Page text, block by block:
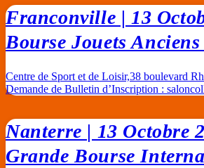
Franconville | 13
Bourse Jouets
Centre de Sport et de Loisir,38 boulevard
Demande de Bulletin d’Inscription :
Nanterre | 13 Octobre
Grande Bourse